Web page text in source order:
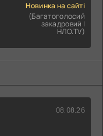
Новинка на сайті
(Багатоголосий
закадровий |
НЛО.TV)
08.08.26